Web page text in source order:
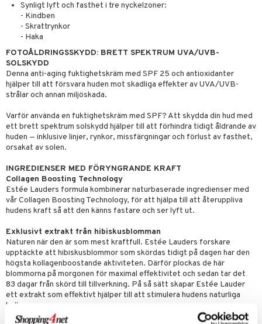
Synligt lyft och fasthet i tre nyckelzoner:
- Kindben
- Skrattrynkor
- Haka
FOTOÅLDRINGSSKYDD: BRETT SPEKTRUM UVA/UVB-
SOLSKYDD
Denna anti-aging fuktighetskräm med SPF 25 och antioxidanter
hjälper till att försvara huden mot skadliga effekter av UVA/UVB-
strålar och annan miljöskada.
Varför använda en fuktighetskräm med SPF? Att skydda din hud med
ett brett spektrum solskydd hjälper till att förhindra tidigt åldrande av
huden — inklusive linjer, rynkor, missfärgningar och förlust av fasthet,
orsakat av solen.
INGREDIENSER MED FÖRYNGRANDE KRAFT
Collagen Boosting Technology
Estée Lauders formula kombinerar naturbaserade ingredienser med
vår Collagen Boosting Technology, för att hjälpa till att återuppliva
hudens kraft så att den känns fastare och ser lyft ut.
Exklusivt extrakt från hibiskusblomman
Naturen när den är som mest kraftfull. Estée Lauders forskare
upptäckte att hibiskusblommor som skördas tidigt på dagen har den
högsta kollagenboostande aktiviteten. Därför plockas de här
blommorna på morgonen för maximal effektivitet och sedan tar det
83 dagar från skörd till tillverkning. På så sätt skapar Estée Lauder
ett extrakt som effektivt hjälper till att stimulera hudens naturliga
kollagen.